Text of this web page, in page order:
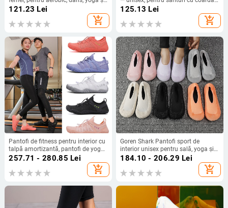
antrenament de forță
121.23 Lei
add_shopping_cart
yoga și antrenament, talpă moale,
ușori, antiderapante, fără zgomot
125.13 Lei
add_shopping_cart
Pantofi de fitness pentru interior cu
talpă amortizantă, pantofi de yoga
unisex cu talpă moale, pentru
antrenament general; partea
superioară din bumbac, talpă din
257.71 - 280.85 Lei
add_shopping_cart
Goren Shark Pantofi sport de
interior unisex pentru sală, yoga și
dans – respirabili, ușori, cu
amortizare și talpă antiderapantă
184.10 - 206.29 Lei
add_shopping_cart